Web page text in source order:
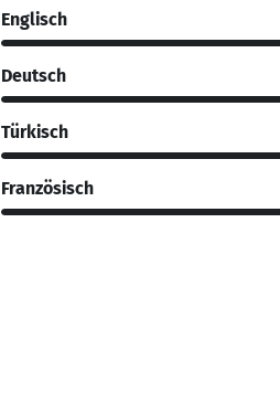
Englisch
Deutsch
Türkisch
Französisch